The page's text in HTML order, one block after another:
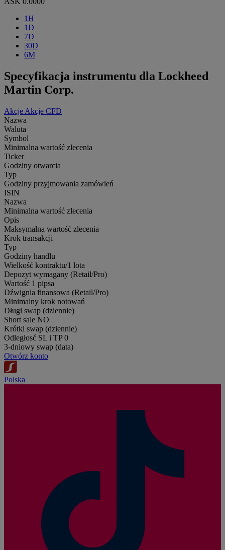
1H
1D
7D
30D
6M
Specyfikacja instrumentu dla Lockheed
Martin Corp.
Akcje Akcje CFD
Nazwa
Waluta
Symbol
Minimalna wartość zlecenia
Ticker
Godziny otwarcia
Typ
Godziny przyjmowania zamówień
ISIN
Nazwa
Minimalna wartość zlecenia
Opis
Maksymalna wartość zlecenia
Krok transakcji
Typ
Godziny handlu
Wielkość kontraktu/1 lota
Depozyt wymagany (Retail/Pro)
Wartość 1 pipsa
Dźwignia finansowa (Retail/Pro)
Minimalny krok notowań
Długi swap (dziennie)
Short sale NO
Krótki swap (dziennie)
Odległosć SL i TP 0
3-dniowy swap (data)
Otwórz konto
Polska